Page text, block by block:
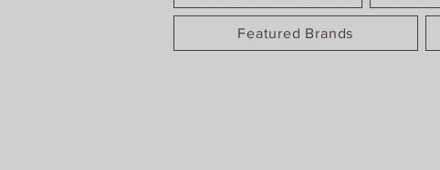
Featured Brands